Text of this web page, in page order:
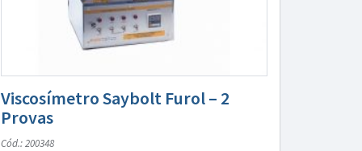
Viscosímetro Saybolt Furol – 2
Provas
Cód.: 200348